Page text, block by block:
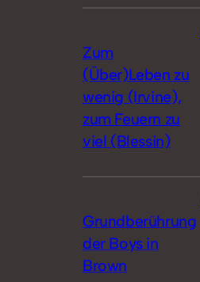
Zum
(Über)Leben zu
wenig (Irvine),
zum Feuern zu
viel (Blessin)
Grundberührung
der Boys in
Brown